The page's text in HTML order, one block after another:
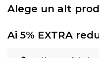
Alege un alt
Ai 5% EXTRA